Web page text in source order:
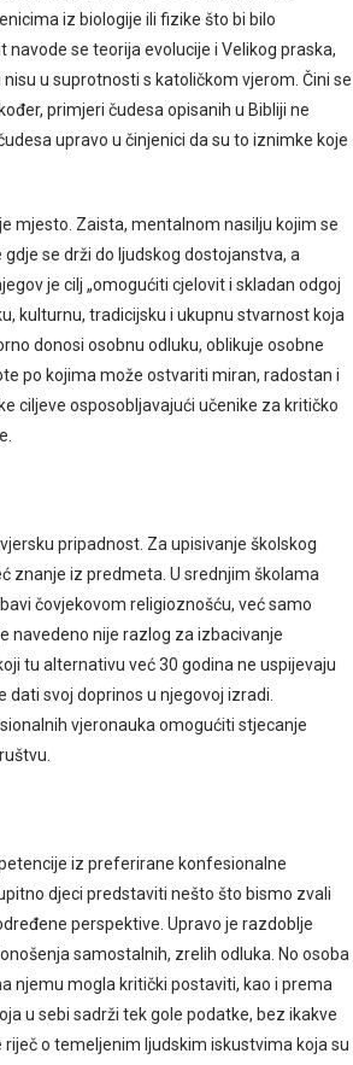
iz biologije ili fizike što bi bilo
se teorija evolucije i Velikog praska,
u suprotnosti s katoličkom vjerom. Čini se
primjeri čudesa opisanih u Bibliji ne
upravo u činjenici da su to iznimke koje
mjesto. Zaista, mentalnom nasilju kojim se
se drži do ljudskog dostojanstva, a
je cilj „omogućiti cjelovit i skladan odgoj
kulturnu, tradicijsku i ukupnu stvarnost koja
donosi osobnu odluku, oblikuje osobne
po kojima može ostvariti miran, radostan i
ciljeve osposobljavajući učenike za kritičko
pripadnost. Za upisivanje školskog
znanje iz predmeta. U srednjim školama
čovjekovom religioznošću, već samo
navedeno nije razlog za izbacivanje
tu alternativu već 30 godina ne uspijevaju
svoj doprinos u njegovoj izradi.
vjeronauka omogućiti stjecanje
iz preferirane konfesionalne
djeci predstaviti nešto što bismo zvali
perspektive. Upravo je razdoblje
samostalnih, zrelih odluka. No osoba
njemu mogla kritički postaviti, kao i prema
u sebi sadrži tek gole podatke, bez ikakve
o temeljenim ljudskim iskustvima koja su